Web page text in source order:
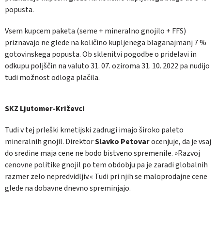
popusta.
Vsem kupcem paketa (seme + mineralno gnojilo + FFS)
priznavajo ne glede na količino kupljenega blaganajmanj 7 %
gotovinskega popusta. Ob sklenitvi pogodbe o pridelavi in
odkupu poljščin na valuto 31. 07. oziroma 31. 10. 2022 pa nudijo
tudi možnost odloga plačila.
SKZ Ljutomer-Križevci
Tudi v tej prleški kmetijski zadrugi imajo široko paleto
mineralnih gnojil. DirektorSlavko Petovarocenjuje, da je vsaj
do sredine maja cene ne bodo bistveno spremenile. »Razvoj
cenovne politike gnojil po tem obdobju pa je zaradi globalnih
razmer zelo nepredvidljiv.« Tudi pri njih se maloprodajne cene
glede na dobavne dnevno spreminjajo.